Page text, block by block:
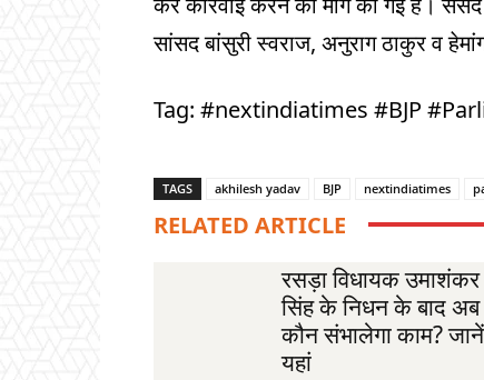
सांसद बांसुरी स्वराज, अनुराग ठाकुर व
Tag: #nextindiatimes #BJP
TAGS akhilesh yadav BJP nextindiatimes
RELATED ARTICLE
रसड़ा विधायक उमाशंकर
सिंह के निधन के बाद अब
कौन संभालेगा काम? जानें
यहां